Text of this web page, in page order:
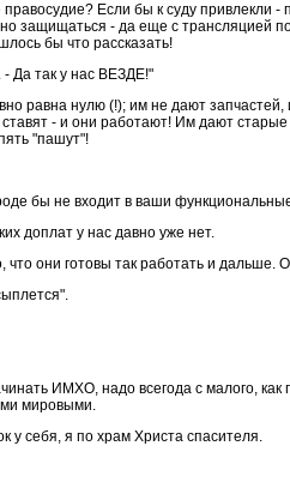
Если бы к суду привлекли -
защищаться - да еще с трансляцией
бы что рассказать!
Да так у нас ВЕЗДЕ!"
равна нулю (!); им не дают
- и они работают! Им дают
"пашут"!
бы не входит в ваши
доплат у нас давно уже нет.
они готовы так работать и дальше.
ИМХО, надо всегода с малого, как
мировыми.
у себя, я по храм Христа спасителя.